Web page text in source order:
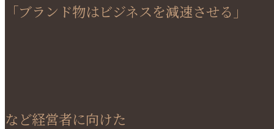
「ブランド物はビジネスを減速させる」
など経営者に向けた